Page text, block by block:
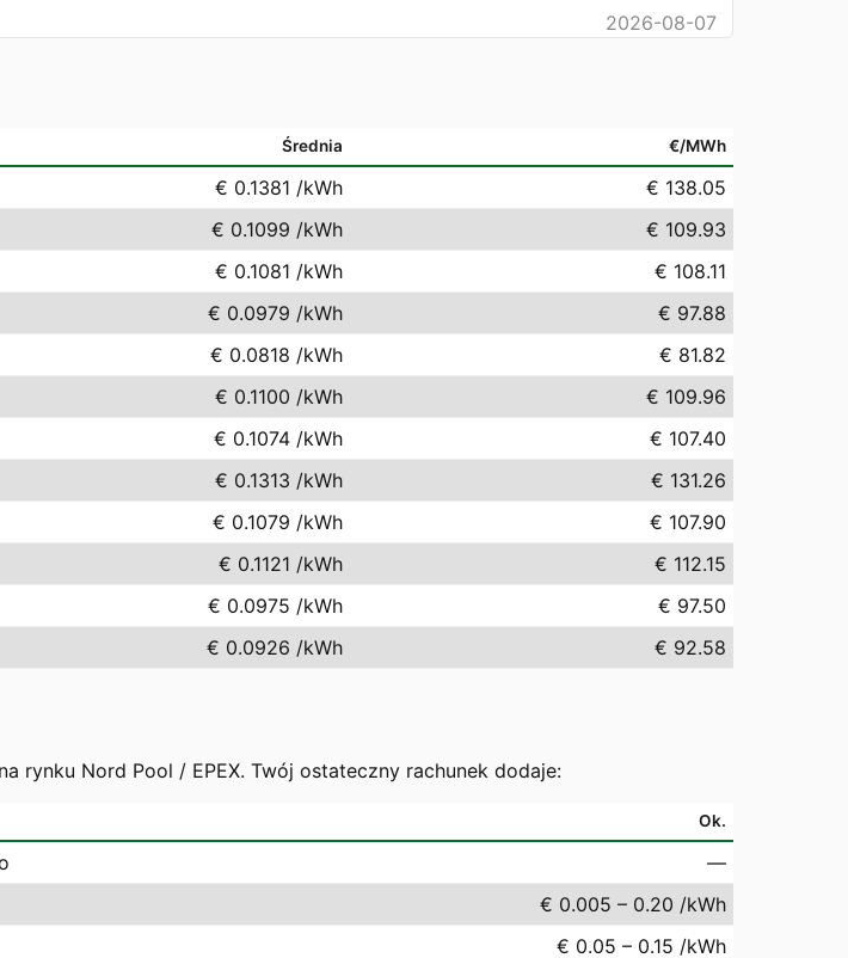
2026-08-07
Średnia €/MWh
€ 0.1381 /kWh
€ 138.05
€ 0.1099 /kWh
€ 109.93
€ 0.1081 /kWh
€ 108.11
€ 0.0979 /kWh
€ 97.88
€ 0.0818 /kWh
€ 81.82
€ 0.1100 /kWh
€ 109.96
€ 0.1074 /kWh
€ 107.40
€ 0.1313 /kWh
€ 131.26
€ 0.1079 /kWh
€ 107.90
€ 0.1121 /kWh
€ 112.15
€ 0.0975 /kWh
€ 97.50
€ 0.0926 /kWh € 92.58
rynku Nord Pool / EPEX. Twój ostateczny rachunek dodaje:
Ok.
—
€ 0.005 – 0.20 /kWh
€ 0.05 – 0.15 /kWh